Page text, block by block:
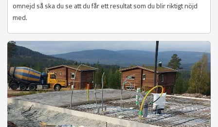
omnejd så ska du se att du får ett resultat som du blir riktigt nöjd
med.